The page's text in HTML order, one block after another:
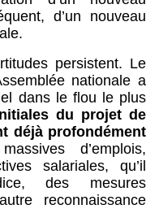
d’un nouveau
persistent. Le
nationale a
dans le flou le plus
du projet de
déjà profondément
d’emplois,
salariales, qu’il
des mesures
reconnaissance